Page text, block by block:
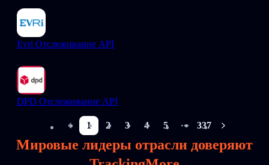
Evri Отслеживание API
DPD Отслеживание API
1 2 3 4 5
More pages
337
Мировые лидеры отрасли доверяют